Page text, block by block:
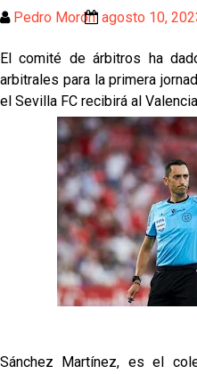
de Salónica
Juanlu se marcha
Emery quiere pescar en
tiene nuevo portero y el
últimas novedades del
Vargas y Sow se
del martes
Odysseas Vlachodimos:
temporada pasada”
El Sevilla FC empieza a
fichajes
Pedro Morón agosto 10,
El comité de árbitros ha
arbitrales para la primera
el Sevilla FC recibirá al
Sánchez Martínez, es el